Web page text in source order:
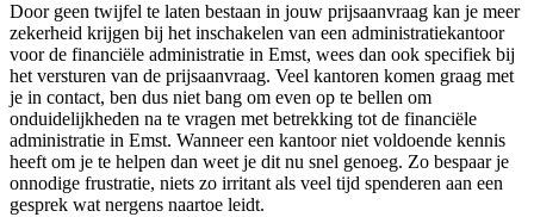
Door geen twijfel te laten bestaan in jouw prijsaanvraag kan je meer
zekerheid krijgen bij het inschakelen van een administratiekantoor
voor de financiële administratie in Emst, wees dan ook specifiek bij
het versturen van de prijsaanvraag. Veel kantoren komen graag met
je in contact, ben dus niet bang om even op te bellen om
onduidelijkheden na te vragen met betrekking tot de financiële
administratie in Emst. Wanneer een kantoor niet voldoende kennis
heeft om je te helpen dan weet je dit nu snel genoeg. Zo bespaar je
onnodige frustratie, niets zo irritant als veel tijd spenderen aan een
gesprek wat nergens naartoe leidt.